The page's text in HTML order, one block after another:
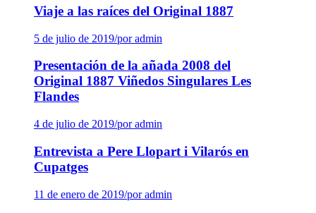
Viaje a las raíces del Original 1887
5 de julio de 2019/por admin
Presentación de la añada 2008 del
Original 1887 Viñedos Singulares Les
Flandes
4 de julio de 2019/por admin
Entrevista a Pere Llopart i Vilarós en
Cupatges
11 de enero de 2019/por admin